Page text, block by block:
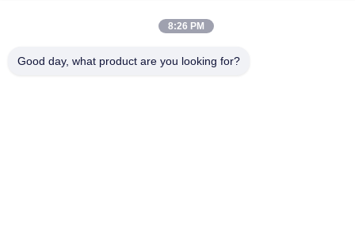
termostatik Pemasok. Hak cipta © 2018-2026 Chengdu Hsinda
8:26 PM
Good day, what product are you looking for?